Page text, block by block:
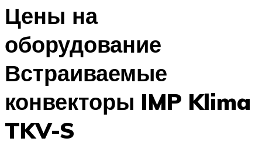
Цены на
оборудование
Встраиваемые
конвекторы IMP Klima
TKV-S